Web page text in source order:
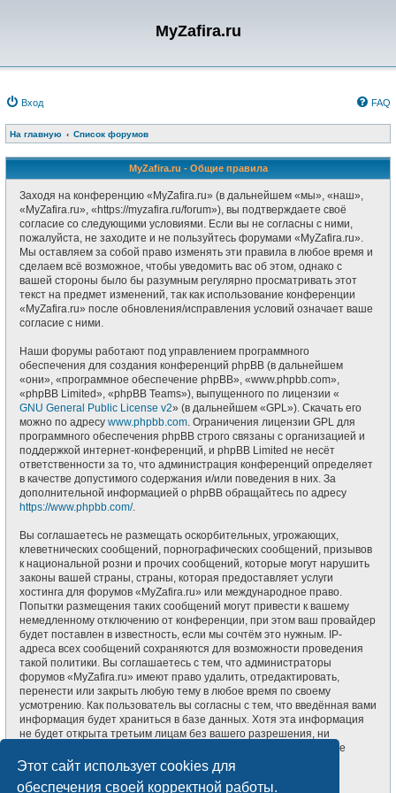
Этот сайт использует cookies для
обеспечения своей корректной работы.
MyZafira.ru
Вход FAQ
На главную Список форумов
MyZafira.ru - Общие правила
Заходя на конференцию «MyZafira.ru» (в дальнейшем «мы», «наш»,
«MyZafira.ru», «https://myzafira.ru/forum»), вы подтверждаете своё
согласие со следующими условиями. Если вы не согласны с ними,
пожалуйста, не заходите и не пользуйтесь форумами «MyZafira.ru».
Мы оставляем за собой право изменять эти правила в любое время и
сделаем всё возможное, чтобы уведомить вас об этом, однако с
вашей стороны было бы разумным регулярно просматривать этот
текст на предмет изменений, так как использование конференции
«MyZafira.ru» после обновления/исправления условий означает ваше
согласие с ними.
Наши форумы работают под управлением программного
обеспечения для создания конференций phpBB (в дальнейшем
«они», «программное обеспечение phpBB», «www.phpbb.com»,
«phpBB Limited», «phpBB Teams»), выпущенного по лицензии «
GNU General Public License v2» (в дальнейшем «GPL»). Скачать его
можно по адресу www.phpbb.com. Ограничения лицензии GPL для
программного обеспечения phpBB строго связаны с организацией и
поддержкой интернет-конференций, и phpBB Limited не несёт
ответственности за то, что администрация конференций определяет
в качестве допустимого содержания и/или поведения в них. За
дополнительной информацией о phpBB обращайтесь по адресу
https://www.phpbb.com/.
Вы соглашаетесь не размещать оскорбительных, угрожающих,
клеветнических сообщений, порнографических сообщений, призывов
к национальной розни и прочих сообщений, которые могут нарушить
законы вашей страны, страны, которая предоставляет услуги
хостинга для форумов «MyZafira.ru» или международное право.
Попытки размещения таких сообщений могут привести к вашему
немедленному отключению от конференции, при этом ваш провайдер
будет поставлен в известность, если мы сочтём это нужным. IP-
адреса всех сообщений сохраняются для возможности проведения
такой политики. Вы соглашаетесь с тем, что администраторы
форумов «MyZafira.ru» имеют право удалить, отредактировать,
перенести или закрыть любую тему в любое время по своему
усмотрению. Как пользователь вы согласны с тем, что введённая вами
информация будет храниться в базе данных. Хотя эта информация
не будет открыта третьим лицам без вашего разрешения, ни
администрация конференции «MyZafira.ru», ни phpBB Limited не
может быть ответственна за действия хакеров, которые могут
привести к несанкционированному доступу к ней.